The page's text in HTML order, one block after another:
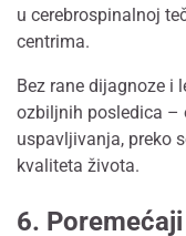
u cerebrospinalnoj
centrima.
Bez rane dijagnoze i
ozbiljnih posledica –
uspavljivanja, preko
kvaliteta života.
6.